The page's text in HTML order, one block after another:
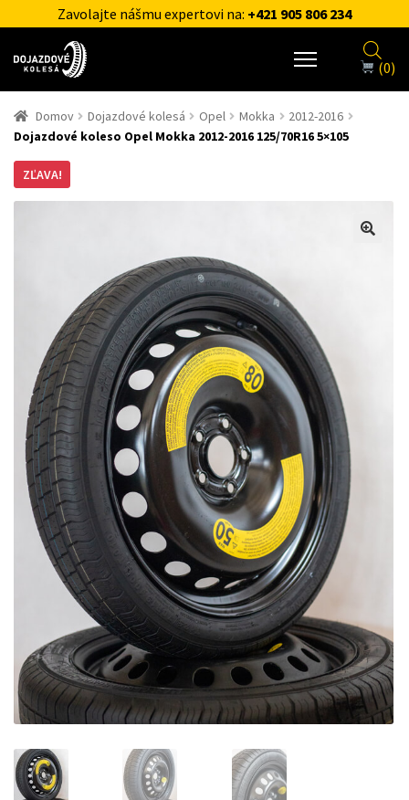
Zavolajte nášmu expertovi na: +421 905 806 234
(0)
Domov Dojazdové kolesá Opel Mokka
2012-2016
Dojazdové koleso Opel Mokka 2012-2016 125/70R16 5×105
ZĽAVA!